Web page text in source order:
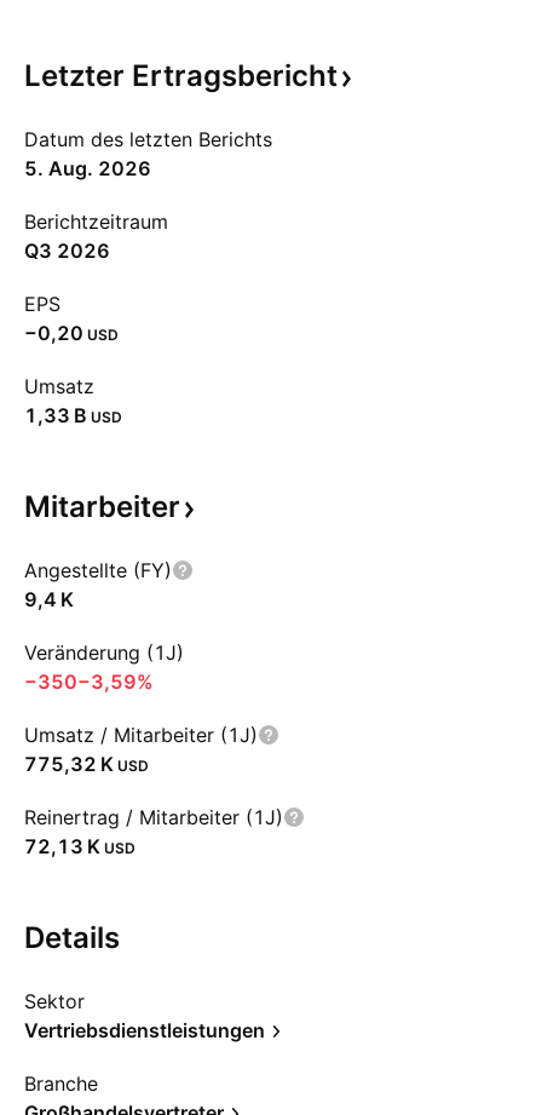
Letzter Ertragsbericht
Datum des letzten Berichts
5. Aug. 2026
Berichtzeitraum
Q3 2026
EPS
−0,20 USD
Umsatz
‪1,33 B‬ USD
Mitarbeiter
Angestellte (FY)
‪9,4 K‬
Veränderung (1J)
−350−3,59%
Umsatz / Mitarbeiter (1J)
‪775,32 K‬ USD
Reinertrag / Mitarbeiter (1J)
‪72,13 K‬ USD
Details
Sektor
Vertriebsdienstleistungen
Branche